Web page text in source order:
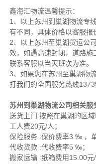
鑫海汇物流温馨提示：
1、以上苏州到巢湖物流专
有不同，具体价格以客服报
2、以上苏州 至巢湖货运公
效，如遇高速封闭，道路
联系客服以当天班次为准。
3、如果您在苏州 至巢湖物
打我们的全国服务热线
苏州到巢湖物流公司相关服
送货上门:按照在巢湖的区
工人费20元/人；
保险服务 :保价费率3 ‰ ，
代收货款 :代收费率5 ‰；
搬家运输 :纸箱费用15.00